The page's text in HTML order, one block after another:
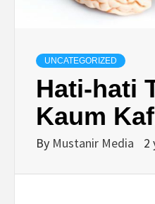
UNCATEGORIZED
Hati-hati
Kaum
By Mustanir Media 2